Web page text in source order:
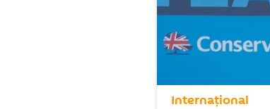
Internaţional